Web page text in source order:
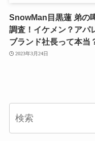
SnowMan目黒蓮 弟の
調査！イケメン？アパ
ブランド社長って本当
2023年3月24日